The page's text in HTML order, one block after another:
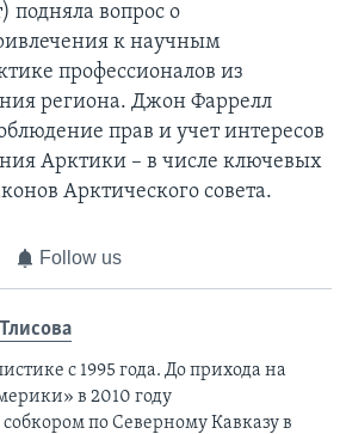
подняла вопрос о
к научным
профессионалов из
региона. Джон Фаррелл
прав и учет интересов
Арктики – в числе ключевых
Арктического совета.
Follow us
с 1995 года. До прихода на
в 2010 году
собкором по Северному Кавказу в